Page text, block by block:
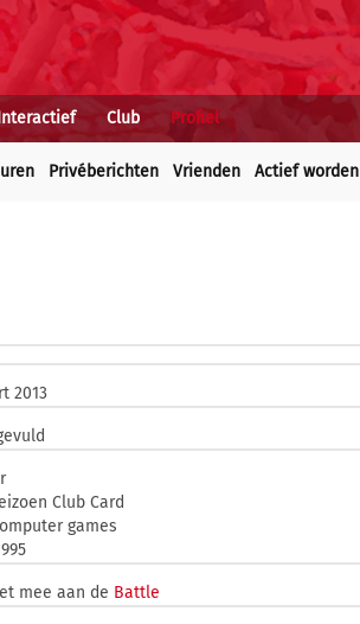
Club Profiel
Privéberichten Vrienden Actief worden
2013
Club Card
games
mee aan de Battle